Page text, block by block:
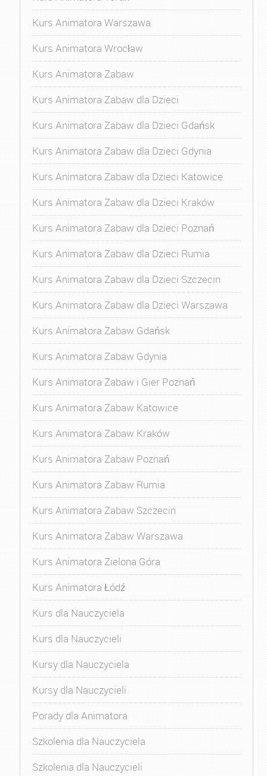
Kurs Animatora Warszawa
Kurs Animatora Wrocław
Kurs Animatora Zabaw
Kurs Animatora Zabaw dla Dzieci
Kurs Animatora Zabaw dla Dzieci Gdańsk
Kurs Animatora Zabaw dla Dzieci Gdynia
Kurs Animatora Zabaw dla Dzieci Katowice
Kurs Animatora Zabaw dla Dzieci Kraków
Kurs Animatora Zabaw dla Dzieci Poznań
Kurs Animatora Zabaw dla Dzieci Rumia
Kurs Animatora Zabaw dla Dzieci Szczecin
Kurs Animatora Zabaw dla Dzieci Warszawa
Kurs Animatora Zabaw Gdańsk
Kurs Animatora Zabaw Gdynia
Kurs Animatora Zabaw i Gier Poznań
Kurs Animatora Zabaw Katowice
Kurs Animatora Zabaw Kraków
Kurs Animatora Zabaw Poznań
Kurs Animatora Zabaw Rumia
Kurs Animatora Zabaw Szczecin
Kurs Animatora Zabaw Warszawa
Kurs Animatora Zielona Góra
Kurs Animatora Łódź
Kurs dla Nauczyciela
Kurs dla Nauczycieli
Kursy dla Nauczyciela
Kursy dla Nauczycieli
Porady dla Animatora
Szkolenia dla Nauczyciela
Szkolenia dla Nauczycieli